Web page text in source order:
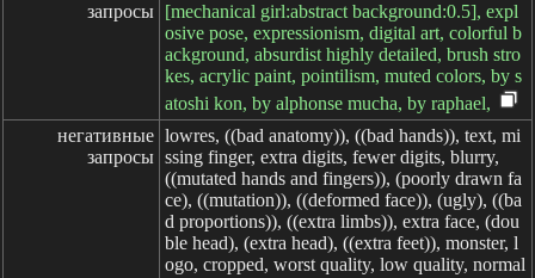
запросы [mechanical girl:abstract background:0.5], expl
osive pose, expressionism, digital art, colorful b
ackground, absurdist highly detailed, brush stro
kes, acrylic paint, pointilism, muted colors, by s
atoshi kon, by alphonse mucha, by raphael,
негативные
запросы
lowres, ((bad anatomy)), ((bad hands)), text, mi
ssing finger, extra digits, fewer digits, blurry,
((mutated hands and fingers)), (poorly drawn fa
ce), ((mutation)), ((deformed face)), (ugly), ((ba
d proportions)), ((extra limbs)), extra face, (dou
ble head), (extra head), ((extra feet)), monster, l
ogo, cropped, worst quality, low quality, normal